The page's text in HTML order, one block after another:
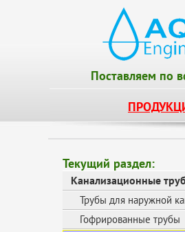
Поставляем по
Текущий раздел:
Канализационные
Трубы для наружной
Гофрированные трубы